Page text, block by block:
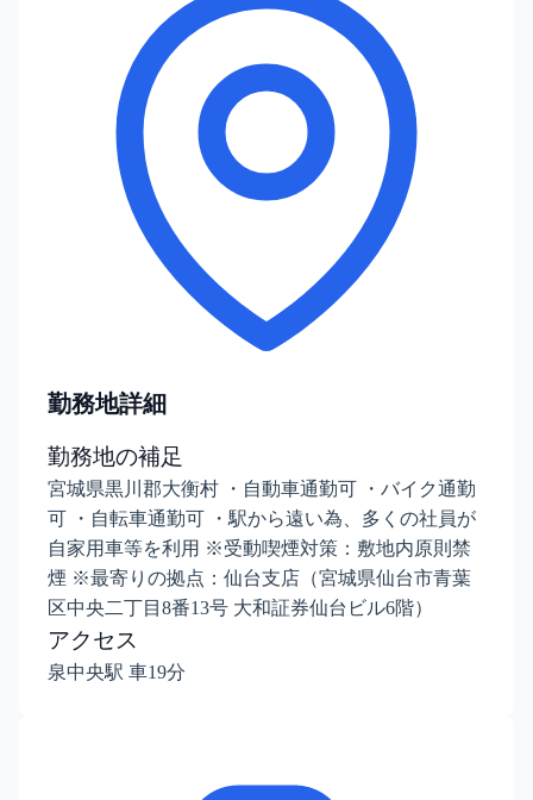
勤務地詳細
勤務地の補足
宮城県黒川郡大衡村 ・自動車通勤可 ・バイク通勤
可 ・自転車通勤可 ・駅から遠い為、多くの社員が
自家用車等を利用 ※受動喫煙対策：敷地内原則禁
煙 ※最寄りの拠点：仙台支店（宮城県仙台市青葉
区中央二丁目8番13号 大和証券仙台ビル6階）
アクセス
泉中央駅 車19分